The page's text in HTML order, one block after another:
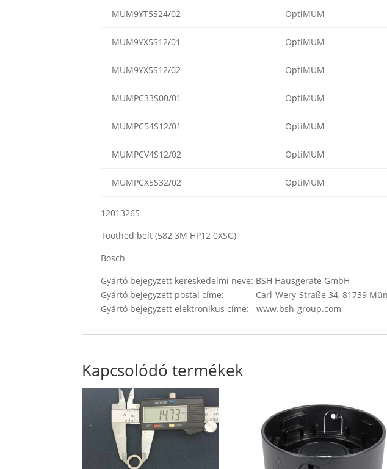
MUM9YT5S24/02 OptiMUM
MUM9YX5S12/01 OptiMUM
MUM9YX5S12/02 OptiMUM
MUMPC33S00/01 OptiMUM
MUMPC54S12/01 OptiMUM
MUMPCV4S12/02 OptiMUM
MUMPCX5S32/02 OptiMUM
12013265
Toothed belt (582 3M HP12 0XSG)
Bosch
Gyártó bejegyzett kereskedelmi neve: BSH Hausgeräte GmbH
Gyártó bejegyzett postai címe: Carl-Wery-Straße 34, 81739
Gyártó bejegyzett elektronikus címe: www.bsh-group.com
Kapcsolódó termékek